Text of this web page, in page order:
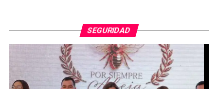
SEGURIDAD